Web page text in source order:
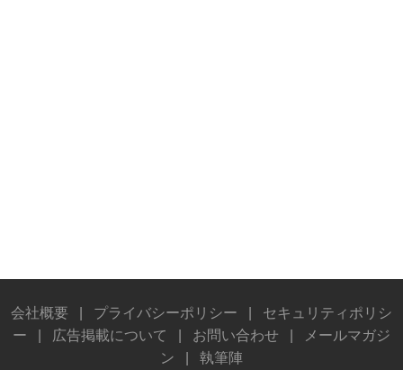
会社概要 プライバシーポリシー
セキュリティポリシ
ー
広告掲載について お問い合わせ
メールマガジ
ン
執筆陣